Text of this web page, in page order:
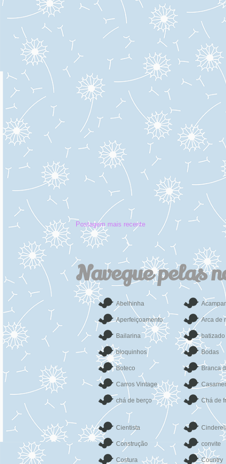
Postagem mais recente
Navegue pelas
Abelhinha
Aperfeiçoamento Arca de
Bailarina batizado
bloquinhos Bodas
Boteco Branca
Carros Vintage
chá de berço Chá de
Cientista
Construção convite
Costura Country